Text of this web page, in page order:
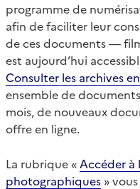
programme de
afin de faciliter leur
de ces documents —
est aujourd’hui
Consulter les archives
ensemble de
mois, de nouveaux
offre en ligne.
La rubrique « Accéder à
photographiques »